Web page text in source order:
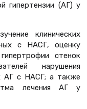
гипертензии (АГ) у
клинических
с НАСГ, оценку
стенок
нарушения
АГ с НАСГ; а также
лечения АГ у